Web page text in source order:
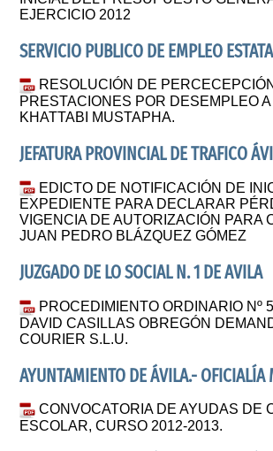
EJERCICIO 2012
SERVICIO PUBLICO DE EMPLEO
RESOLUCIÓN DE
PRESTACIONES POR DESEMPLEO
KHATTABI MUSTAPHA.
JEFATURA PROVINCIAL DE TRAFICO
EDICTO DE NOTIFICACIÓN DE
EXPEDIENTE PARA DECLARAR
VIGENCIA DE AUTORIZACIÓN PARA
JUAN PEDRO BLÁZQUEZ GÓMEZ
JUZGADO DE LO SOCIAL N. 1 DE AVILA
PROCEDIMIENTO ORDINARIO Nº
DAVID CASILLAS OBREGÓN
COURIER S.L.U.
AYUNTAMIENTO DE ÁVILA.- OFICIALÍA
CONVOCATORIA DE AYUDAS DE
ESCOLAR, CURSO 2012-2013.